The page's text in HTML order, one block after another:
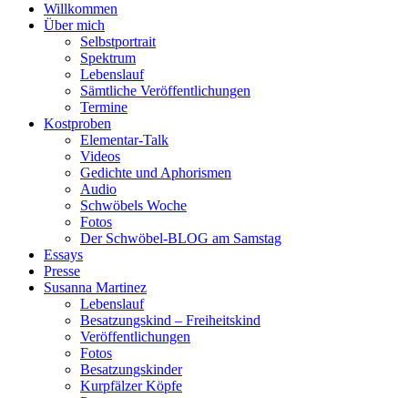
Willkommen
Über mich
Selbstportrait
Spektrum
Lebenslauf
Sämtliche Veröffentlichungen
Termine
Kostproben
Elementar-Talk
Videos
Gedichte und Aphorismen
Audio
Schwöbels Woche
Fotos
Der Schwöbel-BLOG am Samstag
Essays
Presse
Susanna Martinez
Lebenslauf
Besatzungskind – Freiheitskind
Veröffentlichungen
Fotos
Besatzungskinder
Kurpfälzer Köpfe